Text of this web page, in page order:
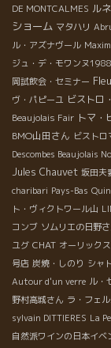
DE MONTCALMES ル
ショーム マタハリ
ル・アズナヴール
ジュ・デ・モワンヌ
岡試飲会・セミナー
ヴ・パピーユ ビストロ
Beaujolais Fair トマ・
BMO山田さん ビストロ
Descombes Beaujolais
Jules Chauvet 坂田夫
charibari Pays-Bas
ト・ヴィクトワール山
コンブ ソムリエの日野
ユグ CHAT オーリック
号店 炭焼・しのり シャ
Autour d'un verre ル・
野村高城さん ラ・フェ
sylvain DITTIERES La
自然派ワインの日本イベ